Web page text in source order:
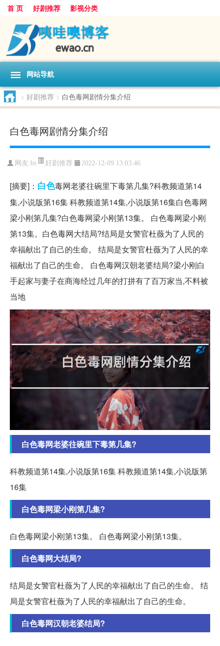
首 页 好剧推荐 影视分类
网站导航
> 好剧推荐 > 白色毒网剧情分集介绍
白色毒网剧情分集介绍
网友:bs 好剧推荐 2022-12-09 13:03:46
[摘要]： 白色毒网老婆往碗里下毒第几集?科教频道第14
集,小说版第16集 科教频道第14集,小说版第16集白色毒网
梁小刚第几集?白色毒网梁小刚第13集。 白色毒网梁小刚
第13集。白色毒网大结局?结局是女警官杜薇为了人民的
幸福献出了自己的生命。 结局是女警官杜薇为了人民的幸
福献出了自己的生命。 白色毒网汉朝老婆结局?梁小刚白
手起家与妻子在商海经过几年的打拼有了百万家当,不料被
当地
白色毒网老婆往碗里下毒第几集?
科教频道第14集,小说版第16集 科教频道第14集,小说版第
16集
白色毒网梁小刚第几集?
白色毒网梁小刚第13集。 白色毒网梁小刚第13集。
白色毒网大结局?
结局是女警官杜薇为了人民的幸福献出了自己的生命。 结
局是女警官杜薇为了人民的幸福献出了自己的生命。
白色毒网汉朝老婆结局?